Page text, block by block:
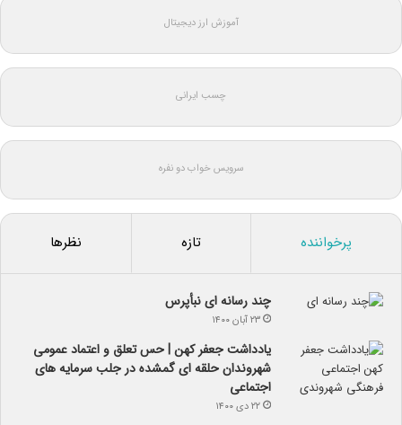
آموزش ارز دیجیتال
چسب ایرانی
سرویس خواب دو نفره
پرخواننده تازه نظرها
چند رسانه ای نبأپرس
۲۳ آبان ۱۴۰۰
یادداشت جعفر کهن | حس تعلق و اعتماد عمومی
شهروندان حلقه ای گمشده در جلب سرمایه های
اجتماعی
۲۲ دی ۱۴۰۰